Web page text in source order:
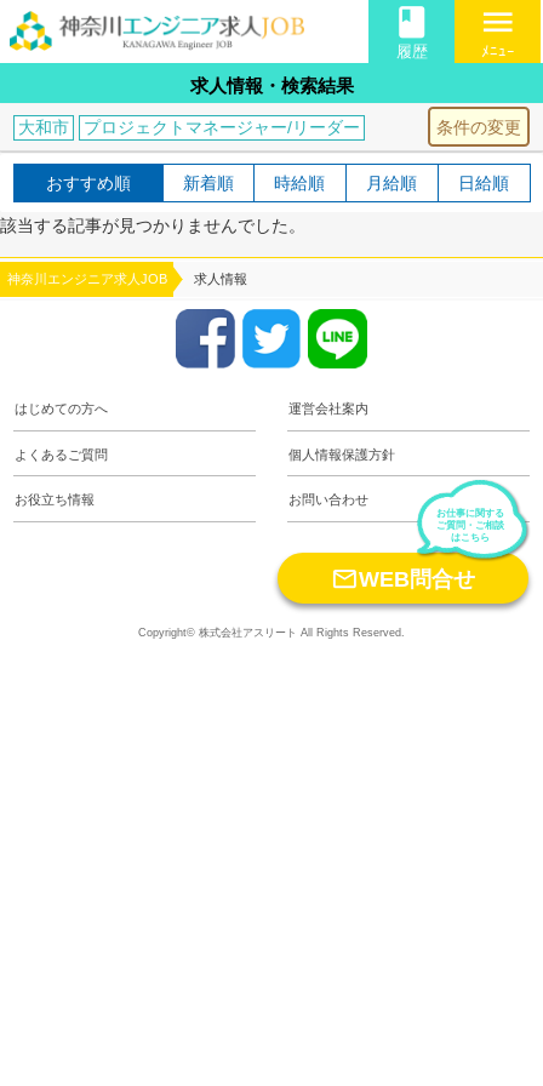
book
履歴
menu
ﾒﾆｭｰ
求人情報・検索結果
条件の変更
大和市 プロジェクトマネージャー/リーダー
おすすめ順 新着順 時給順 月給順 日給順
該当する記事が見つかりませんでした。
神奈川エンジニア求人JOB 求人情報
はじめての方へ 運営会社案内
よくあるご質問 個人情報保護方針
お役立ち情報 お問い合わせ
お仕事に関する
ご質問・ご相談
はこちら
WEB問合せ
Copyright© 株式会社アスリート All Rights Reserved.